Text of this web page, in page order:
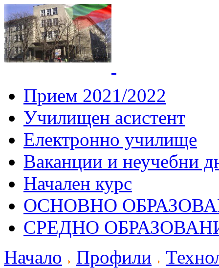
Прием 2021/2022
Училищен асистент
Електронно училище
Ваканции и неучебни
Начален курс
ОСНОВНО
СРЕДНО
Начало
Профили